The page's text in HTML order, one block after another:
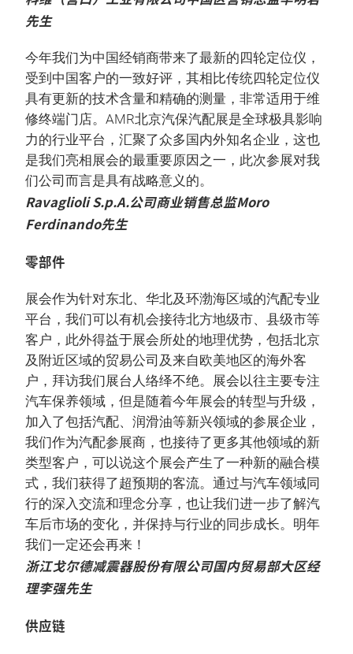
先生
今年我们为中国经销商带来了最新的四轮定位仪，
受到中国客户的一致好评，其相比传统四轮定位仪
具有更新的技术含量和精确的测量，非常适用于维
修终端门店。AMR北京汽保汽配展是全球极具影响
力的行业平台，汇聚了众多国内外知名企业，这也
是我们亮相展会的最重要原因之一，此次参展对我
们公司而言是具有战略意义的。
Ravaglioli S.p.A.公司商业销售总监Moro
Ferdinando先生
零部件
展会作为针对东北、华北及环渤海区域的汽配专业
平台，我们可以有机会接待北方地级市、县级市等
客户，此外得益于展会所处的地理优势，包括北京
及附近区域的贸易公司及来自欧美地区的海外客
户，拜访我们展台人络绎不绝。展会以往主要专注
汽车保养领域，但是随着今年展会的转型与升级，
加入了包括汽配、润滑油等新兴领域的参展企业，
我们作为汽配参展商，也接待了更多其他领域的新
类型客户，可以说这个展会产生了一种新的融合模
式，我们获得了超预期的客流。通过与汽车领域同
行的深入交流和理念分享，也让我们进一步了解汽
车后市场的变化，并保持与行业的同步成长。明年
我们一定还会再来！
浙江戈尔德减震器股份有限公司国内贸易部大区经
理李强先生
供应链